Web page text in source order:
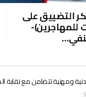
التضييق على
للمهاجرين)-
ومهنية تتضامن مع نقابة